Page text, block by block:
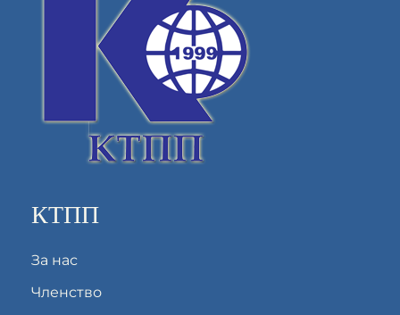
КТПП
За нас
Членство